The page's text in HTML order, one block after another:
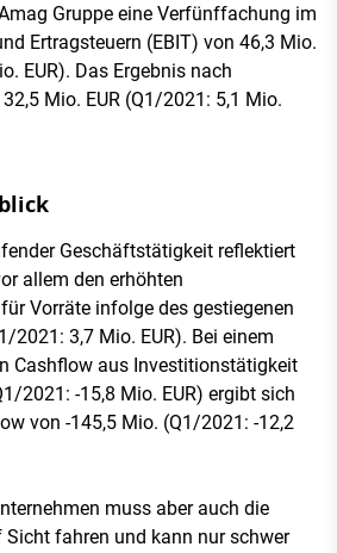
Gruppe eine Verfünffachung im
Ertragsteuern (EBIT) von 46,3 Mio.
EUR). Das Ergebnis nach
Mio. EUR (Q1/2021: 5,1 Mio.
Geschäftstätigkeit reflektiert
allem den erhöhten
Vorräte infolge des gestiegenen
2021: 3,7 Mio. EUR). Bei einem
Cashflow aus Investitionstätigkeit
2021: -15,8 Mio. EUR) ergibt sich
von -145,5 Mio. (Q1/2021: -12,2
muss aber auch die
fahren und kann nur schwer